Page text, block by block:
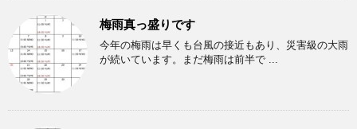
梅雨真っ盛りです
今年の梅雨は早くも台風の接近もあり、災害級の大雨
が続いています。まだ梅雨は前半で ...